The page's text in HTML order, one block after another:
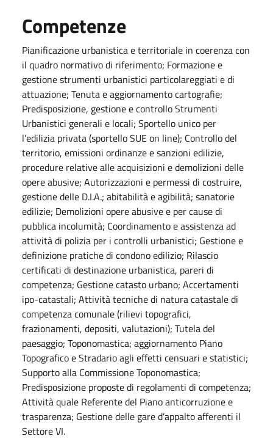
Competenze
Pianificazione urbanistica e territoriale in coerenza con
il quadro normativo di riferimento; Formazione e
gestione strumenti urbanistici particolareggiati e di
attuazione; Tenuta e aggiornamento cartografie;
Predisposizione, gestione e controllo Strumenti
Urbanistici generali e locali; Sportello unico per
l’edilizia privata (sportello SUE on line); Controllo del
territorio, emissioni ordinanze e sanzioni edilizie,
procedure relative alle acquisizioni e demolizioni delle
opere abusive; Autorizzazioni e permessi di costruire,
gestione delle D.I.A.; abitabilità e agibilità; sanatorie
edilizie; Demolizioni opere abusive e per cause di
pubblica incolumità; Coordinamento e assistenza ad
attività di polizia per i controlli urbanistici; Gestione e
definizione pratiche di condono edilizio; Rilascio
certificati di destinazione urbanistica, pareri di
competenza; Gestione catasto urbano; Accertamenti
ipo-catastali; Attività tecniche di natura catastale di
competenza comunale (rilievi topografici,
frazionamenti, depositi, valutazioni); Tutela del
paesaggio; Toponomastica; aggiornamento Piano
Topografico e Stradario agli effetti censuari e statistici;
Supporto alla Commissione Toponomastica;
Predisposizione proposte di regolamenti di competenza;
Attività quale Referente del Piano anticorruzione e
trasparenza; Gestione delle gare d’appalto afferenti il
Settore VI.